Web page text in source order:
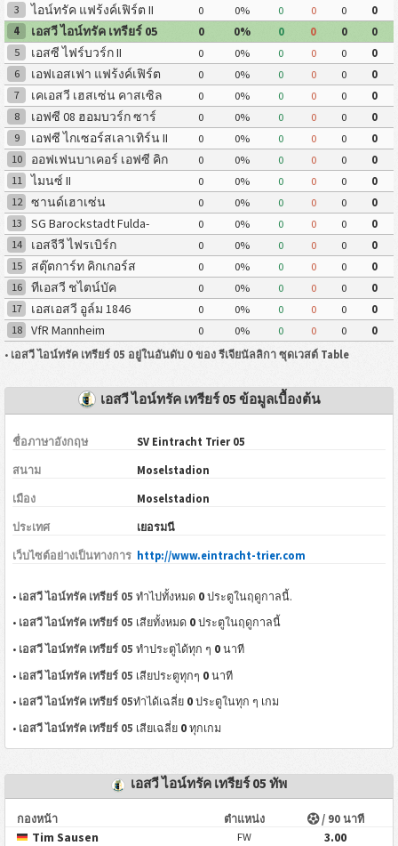
3
ไอน์ทรัค แฟร้งค์เฟิร์ต II 0 0% 0 0 0
0
4
เอสวี ไอน์ทรัค เทรียร์ 05 0 0% 0 0 0
0
5
เอสซี ไฟร์บวร์ก II 0 0% 0 0 0
0
6
เอฟเอสเฟา แฟร้งค์เฟิร์ต 0 0% 0 0 0
0
7
เคเอสวี เฮสเซ่น คาสเซิล 0 0% 0 0 0
0
8
เอฟซี 08 ฮอมบวร์ก ซาร์ 0 0% 0 0 0
0
9
เอฟซี ไกเซอร์สเลาเทิร์น II 0 0% 0 0 0
0
10
ออฟเฟนบาเคอร์ เอฟซี คิก
เกอร์ 1901
0 0% 0 0 0
0
11
ไมนซ์ II 0 0% 0 0 0
0
12
ซานด์เฮาเซ่น 0 0% 0 0 0
0
13
SG Barockstadt Fulda-
Lehnerz
0 0% 0 0 0
0
14
เอสจีวี ไฟรเบิร์ก 0 0% 0 0 0
0
15
สตุ๊ตการ์ท คิกเกอร์ส 0 0% 0 0 0
0
16
ทีเอสวี ชไตน์บัค 0 0% 0 0 0
0
17
เอสเอสวี อูล์ม 1846 0 0% 0 0 0
0
18
VfR Mannheim 0 0% 0 0 0
0
• เอสวี ไอน์ทรัค เทรียร์ 05 อยู่ในอันดับ 0 ของ รีเจียนัลลิกา ซุดเวสต์ Table
เอสวี ไอน์ทรัค เทรียร์ 05 ข้อมูลเบื้องต้น
ชื่อภาษาอังกฤษ SV Eintracht Trier 05
สนาม Moselstadion
เมือง Moselstadion
ประเทศ เยอรมนี
เว็บไซต์อย่างเป็นทางการ http://www.eintracht-trier.com
• เอสวี ไอน์ทรัค เทรียร์ 05 ทำไปทั้งหมด 0 ประตูในฤดูกาลนี้.
• เอสวี ไอน์ทรัค เทรียร์ 05 เสียทั้งหมด 0 ประตูในฤดูกาลนี้
• เอสวี ไอน์ทรัค เทรียร์ 05 ทำประตูได้ทุก ๆ 0 นาที
• เอสวี ไอน์ทรัค เทรียร์ 05 เสียประตูทุกๆ 0 นาที
• เอสวี ไอน์ทรัค เทรียร์ 05ทำได้เฉลี่ย 0 ประตูในทุก ๆ เกม
• เอสวี ไอน์ทรัค เทรียร์ 05 เสียเฉลี่ย 0 ทุกเกม
เอสวี ไอน์ทรัค เทรียร์ 05 ทัพ
กองหน้า ตำแหน่ง / 90 นาที
Tim Sausen FW
3.00